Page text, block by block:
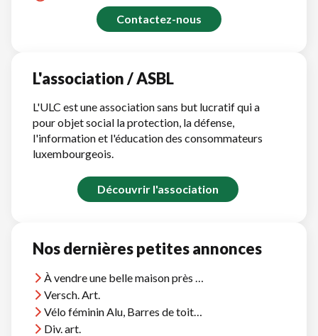
Contactez-nous
L'association / ASBL
L'ULC est une association sans but lucratif qui a
pour objet social la protection, la défense,
l'information et l'éducation des consommateurs
luxembourgeois.
Découvrir l'association
Nos dernières petites annonces
À vendre une belle maison près d'Agadir, vue océan, près plages et terrains golf
Versch. Art.
Vélo féminin Alu, Barres de toit Thule, et divers
Div. art.